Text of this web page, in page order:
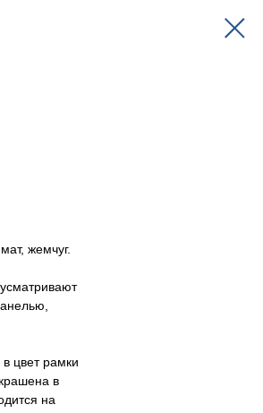
жемчуг.
цвет рамки
в
на